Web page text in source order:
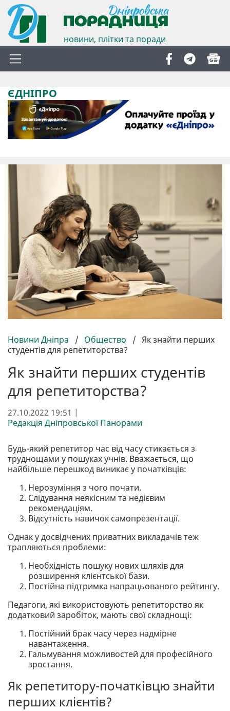
новини, плітки та поради
ЄДНІПРО
Новини Дніпра / Общество / Як знайти перших
студентів для репетиторства?
Як знайти перших студентів
для репетиторства?
27.10.2022 19:51 |
Редакція Дніпровської Панорами
Будь-який репетитор час від часу стикається з
труднощами у пошуках учнів. Вважається, що
найбільше перешкод виникає у початківців:
Нерозуміння з чого почати.
Слідування неякісним та недієвим
рекомендаціям.
Відсутність навичок самопрезентації.
Однак у досвідчених приватних викладачів теж
трапляються проблеми:
Необхідність пошуку нових шляхів для
розширення клієнтської бази.
Постійна підтримка напрацьованого рейтингу.
Педагоги, які використовують репетиторство як
додатковий заробіток, мають свої складнощі:
Постійний брак часу через надмірне
навантаження.
Гальмування можливостей для професійного
зростання.
Як репетитору-початківцю знайти
перших клієнтів?